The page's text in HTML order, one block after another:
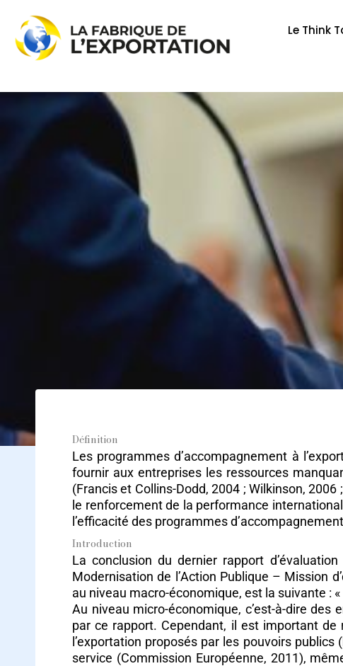
contenu
Le Think
Définition
Les programmes d’accompagnement à
fournir aux entreprises les ressources
(Francis et Collins-Dodd, 2004 ; Wilkinson,
le renforcement de la performance
l’efficacité des programmes
Introduction
La conclusion du dernier rapport
Modernisation de l’Action Publique – Mission
au niveau macro-économique, est la suivante :
Au niveau micro-économique, c’est-à-dire des
par ce rapport. Cependant, il est important
l’exportation proposés par les pouvoirs
service (Commission Européenne, 2011),